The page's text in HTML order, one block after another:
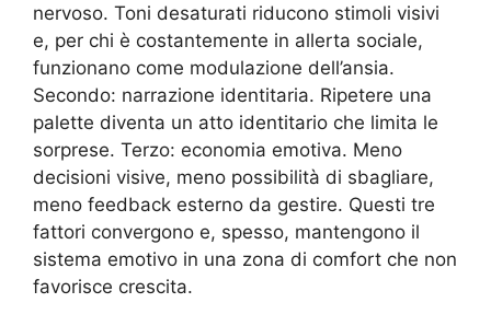
nervoso. Toni desaturati riducono stimoli visivi
e, per chi è costantemente in allerta sociale,
funzionano come modulazione dell’ansia.
Secondo: narrazione identitaria. Ripetere una
palette diventa un atto identitario che limita le
sorprese. Terzo: economia emotiva. Meno
decisioni visive, meno possibilità di sbagliare,
meno feedback esterno da gestire. Questi tre
fattori convergono e, spesso, mantengono il
sistema emotivo in una zona di comfort che non
favorisce crescita.